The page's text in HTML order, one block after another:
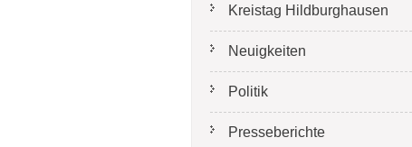
Kreistag Hildburghausen
Neuigkeiten
Politik
Presseberichte